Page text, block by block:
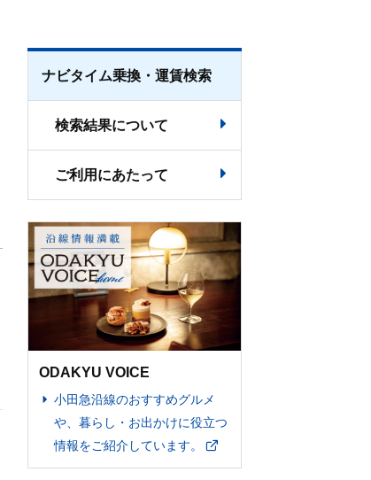
ナビタイム乗換・運賃検索
検索結果について
ご利用にあたって
ODAKYU VOICE
小田急沿線のおすすめグルメ
や、暮らし・お出かけに役立つ
情報をご紹介しています。